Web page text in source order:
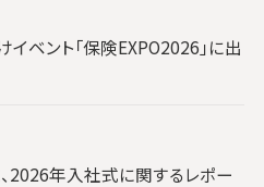
イベント「保険EXPO2026」に出
2026年入社式に関するレポー